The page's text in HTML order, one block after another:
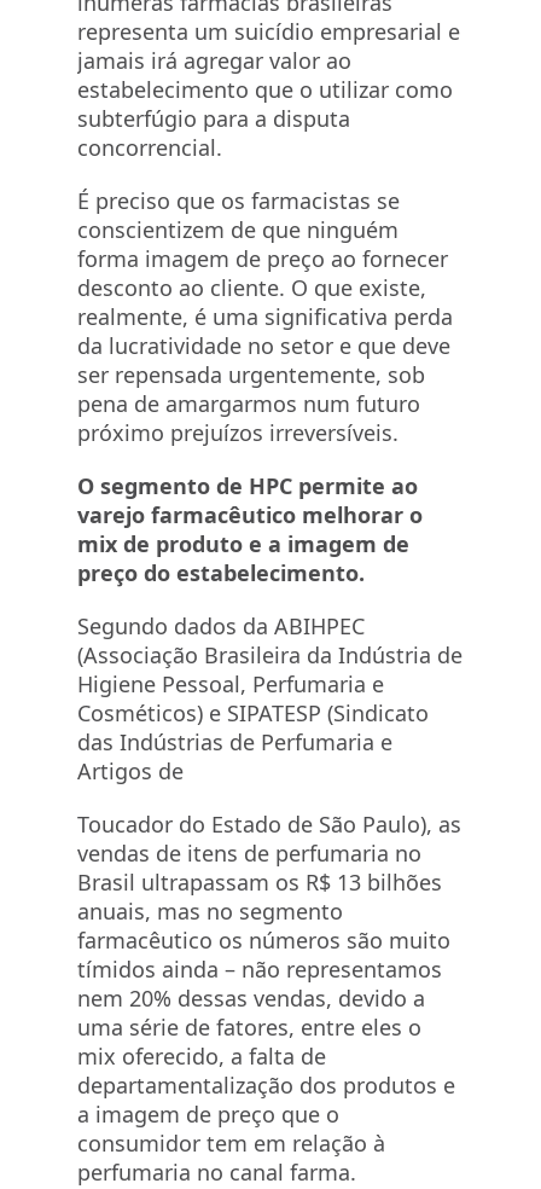
representa um suicídio empresarial e
jamais irá agregar valor ao
estabelecimento que o utilizar como
subterfúgio para a disputa
concorrencial.
É preciso que os farmacistas se
conscientizem de que ninguém
forma imagem de preço ao fornecer
desconto ao cliente. O que existe,
realmente, é uma significativa perda
da lucratividade no setor e que deve
ser repensada urgentemente, sob
pena de amargarmos num futuro
próximo prejuízos irreversíveis.
O segmento de HPC permite ao
varejo farmacêutico melhorar o
mix de produto e a imagem de
preço do estabelecimento.
Segundo dados da ABIHPEC
(Associação Brasileira da Indústria de
Higiene Pessoal, Perfumaria e
Cosméticos) e SIPATESP (Sindicato
das Indústrias de Perfumaria e
Artigos de
Toucador do Estado de São Paulo), as
vendas de itens de perfumaria no
Brasil ultrapassam os R$ 13 bilhões
anuais, mas no segmento
farmacêutico os números são muito
tímidos ainda – não representamos
nem 20% dessas vendas, devido a
uma série de fatores, entre eles o
mix oferecido, a falta de
departamentalização dos produtos e
a imagem de preço que o
consumidor tem em relação à
perfumaria no canal farma.